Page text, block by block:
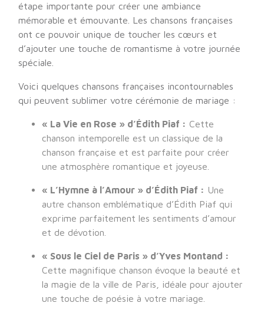
étape importante pour créer une ambiance
mémorable et émouvante. Les chansons françaises
ont ce pouvoir unique de toucher les cœurs et
d’ajouter une touche de romantisme à votre journée
spéciale.
Voici quelques chansons françaises incontournables
qui peuvent sublimer votre cérémonie de mariage :
« La Vie en Rose » d’Édith Piaf : Cette
chanson intemporelle est un classique de la
chanson française et est parfaite pour créer
une atmosphère romantique et joyeuse.
« L’Hymne à l’Amour » d’Édith Piaf : Une
autre chanson emblématique d’Édith Piaf qui
exprime parfaitement les sentiments d’amour
et de dévotion.
« Sous le Ciel de Paris » d’Yves Montand :
Cette magnifique chanson évoque la beauté et
la magie de la ville de Paris, idéale pour ajouter
une touche de poésie à votre mariage.